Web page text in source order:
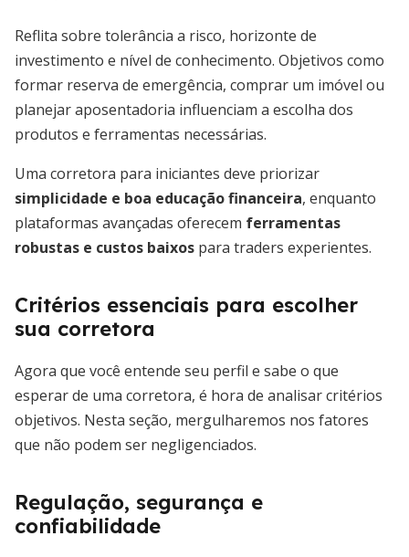
Reflita sobre tolerância a risco, horizonte de
investimento e nível de conhecimento. Objetivos como
formar reserva de emergência, comprar um imóvel ou
planejar aposentadoria influenciam a escolha dos
produtos e ferramentas necessárias.
Uma corretora para iniciantes deve priorizar
simplicidade e boa educação financeira, enquanto
plataformas avançadas oferecem ferramentas
robustas e custos baixos para traders experientes.
Critérios essenciais para escolher
sua corretora
Agora que você entende seu perfil e sabe o que
esperar de uma corretora, é hora de analisar critérios
objetivos. Nesta seção, mergulharemos nos fatores
que não podem ser negligenciados.
Regulação, segurança e
confiabilidade